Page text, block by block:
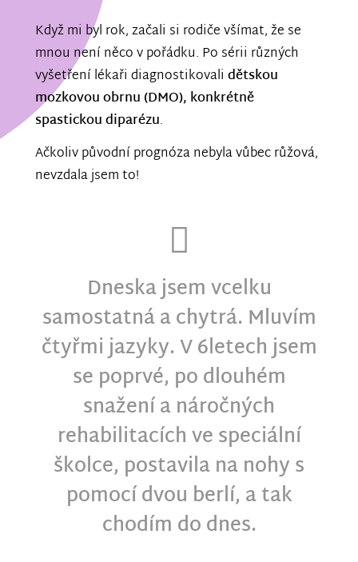
Když mi byl rok, začali si rodiče všímat, že se
mnou není něco v pořádku. Po sérii různých
vyšetření lékaři diagnostikovali dětskou
mozkovou obrnu (DMO), konkrétně
spastickou diparézu.
Ačkoliv původní prognóza nebyla vůbec růžová,
nevzdala jsem to!
Dneska jsem vcelku
samostatná a chytrá. Mluvím
čtyřmi jazyky. V 6letech jsem
se poprvé, po dlouhém
snažení a náročných
rehabilitacích ve speciální
školce, postavila na nohy s
pomocí dvou berlí, a tak
chodím do dnes.